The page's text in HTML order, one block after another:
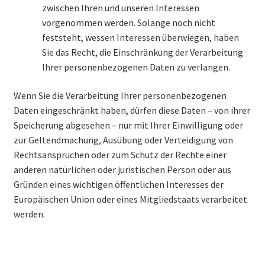
zwischen Ihren und unseren Interessen
vorgenommen werden. Solange noch nicht
feststeht, wessen Interessen überwiegen, haben
Sie das Recht, die Einschränkung der Verarbeitung
Ihrer personenbezogenen Daten zu verlangen.
Wenn Sie die Verarbeitung Ihrer personenbezogenen
Daten eingeschränkt haben, dürfen diese Daten – von ihrer
Speicherung abgesehen – nur mit Ihrer Einwilligung oder
zur Geltendmachung, Ausübung oder Verteidigung von
Rechtsansprüchen oder zum Schutz der Rechte einer
anderen natürlichen oder juristischen Person oder aus
Gründen eines wichtigen öffentlichen Interesses der
Europäischen Union oder eines Mitgliedstaats verarbeitet
werden.